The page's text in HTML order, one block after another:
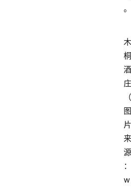
。
木
桐
酒
庄
（
图
片
来
源
：
w